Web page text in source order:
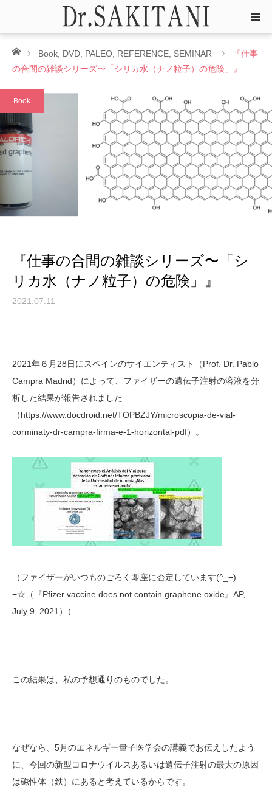
ホームBook DVD PALEO REFERENCE SEMINAR
『仕事
の合間の雑談シリーズ〜「シリカ水（ナノ粒子）の危険」』
Book
『仕事の合間の雑談シリーズ〜「シ
リカ水（ナノ粒子）の危険」』
2021.07.11
2021年６月28日にスペインのサイエンティスト（Prof. Dr. Pablo
Campra Madrid）によって、ファイザーの遺伝子注射の溶液を分
析した結果が報告されました
（https://www.docdroid.net/TOPBZJY/microscopia-de-vial-
corminaty-dr-campra-firma-e-1-horizontal-pdf）。
（ファイザーがいつものごろく即座に否定しています(^_−)
−☆（『Pfizer vaccine does not contain graphene oxide』AP,
July 9, 2021））
この結果は、私の予想通りのものでした。
なぜなら、5月のエネルギー量子医学会の講義でお伝えしたよう
に、今回の新型コロナウイルスあるいは遺伝子注射の最大の原因
は磁性体（鉄）にあると考えているからです。